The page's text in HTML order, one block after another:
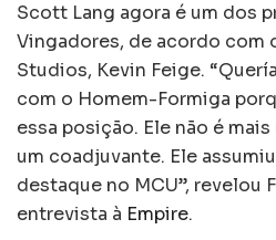
Scott Lang agora é um dos
Vingadores, de acordo com
Studios, Kevin Feige.
com o Homem-Formiga
essa posição. Ele não é
um coadjuvante. Ele
destaque no MCU”, revelou
entrevista à Empire.